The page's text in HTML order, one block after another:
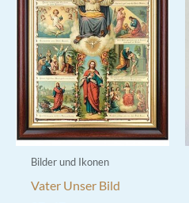
Bilder und Ikonen
Vater Unser Bild